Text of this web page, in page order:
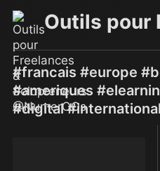
#francais #europe
#ameriques
#digital #international